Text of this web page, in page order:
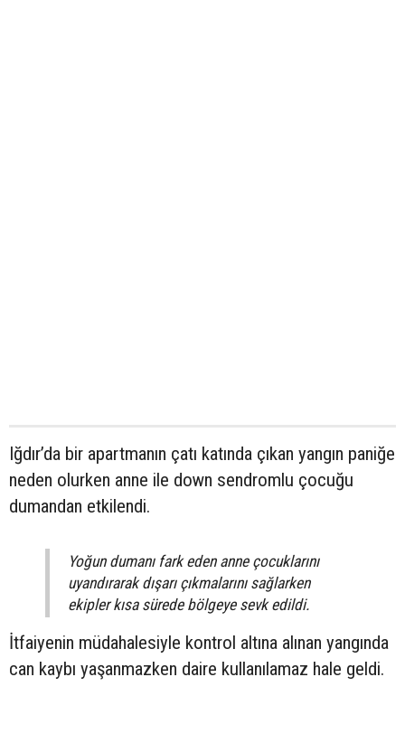
Iğdır’da bir apartmanın çatı katında çıkan yangın paniğe
neden olurken anne ile down sendromlu çocuğu
dumandan etkilendi.
Yoğun dumanı fark eden anne çocuklarını
uyandırarak dışarı çıkmalarını sağlarken
ekipler kısa sürede bölgeye sevk edildi.
İtfaiyenin müdahalesiyle kontrol altına alınan yangında
can kaybı yaşanmazken daire kullanılamaz hale geldi.